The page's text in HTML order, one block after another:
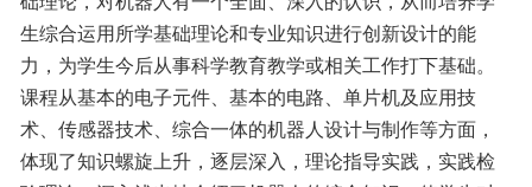
生综合运用所学基础理论和专业知识进行创新设计的能
力，为学生今后从事科学教育教学或相关工作打下基础。
课程从基本的电子元件、基本的电路、单片机及应用技
术、传感器技术、综合一体的机器人设计与制作等方面，
体现了知识螺旋上升，逐层深入，理论指导实践，实践检